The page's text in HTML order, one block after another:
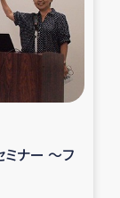
動
冬支援
事業
ナー ～フ